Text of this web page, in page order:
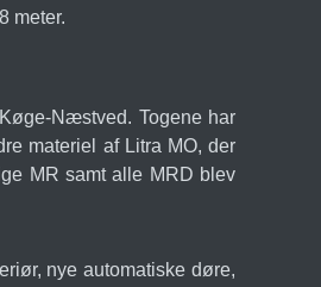
meter.
Næstved. Togene har
materiel af Litra MO, der
MR samt alle MRD blev
nye automatiske døre,